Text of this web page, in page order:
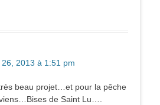
2013 à 1:51 pm
beau projet…et pour la pêche
de Saint Lu….